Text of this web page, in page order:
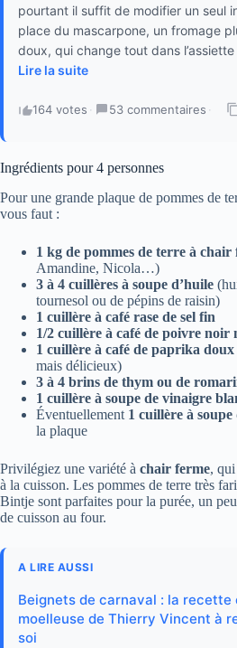
pourtant il suffit de modifier un seul
place du mascarpone, un fromage
doux, qui change tout dans l’assiette
Lire la suite
164 votes · 53 commentaires ·
Ingrédients pour 4 personnes
Pour une grande plaque de pommes de
vous faut :
1 kg de pommes de terre à chair
Amandine, Nicola…)
3 à 4 cuillères à soupe d’huile
tournesol ou de pépins de raisin)
1 cuillère à café rase de sel fin
1/2 cuillère à café de poivre noir
1 cuillère à café de paprika
mais délicieux)
3 à 4 brins de thym ou de
1 cuillère à soupe de vinaigre
Éventuellement 1 cuillère à soupe
la plaque
Privilégiez une variété à chair ferme,
à la cuisson. Les pommes de terre très
Bintje sont parfaites pour la purée, un
de cuisson au four.
A LIRE AUSSI
Beignets de carnaval : la
moelleuse de Thierry Vincent à
soi